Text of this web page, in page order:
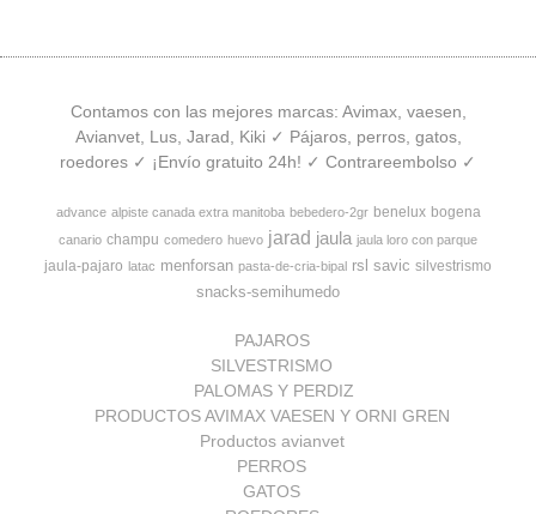
Contamos con las mejores marcas: Avimax, vaesen,
Avianvet, Lus, Jarad, Kiki ✓ Pájaros, perros, gatos,
roedores ✓ ¡Envío gratuito 24h! ✓ Contrareembolso ✓
advance alpiste canada extra manitoba bebedero-2gr benelux bogena
canario champu comedero huevo jarad jaula jaula loro con parque
jaula-pajaro latac menforsan pasta-de-cria-bipal rsl savic silvestrismo
snacks-semihumedo
PAJAROS
SILVESTRISMO
PALOMAS Y PERDIZ
PRODUCTOS AVIMAX VAESEN Y ORNI GREN
Productos avianvet
PERROS
GATOS